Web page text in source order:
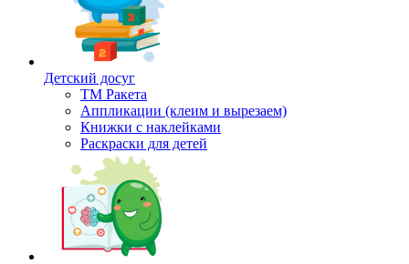
Детский досуг
ТМ Ракета
Аппликации (клеим и вырезаем)
Книжки с наклейками
Раскраски для детей